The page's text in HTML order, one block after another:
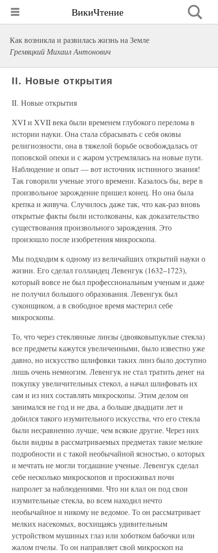
ВикиЧтение
Как возникла и развилась жизнь на Земле
Гремяцкий Михаил Антонович
II. Новые открытия
II. Новые открытия
XVI и XVII века были временем глубокого перелома в
истории науки. Она стала сбрасывать с себя оковы
религиозности, она в тяжелой борьбе освобождалась от
поповской опеки и с жаром устремлялась на новые пути.
Наблюдение и опыт — вот источник истинного знания!
Так говорили ученые этого времени. Казалось бы, вере в
произвольное зарождение пришел конец. Но она была
крепка и живуча. Случилось даже так, что как-раз вновь
открытые факты были истолкованы, как доказательство
существования произвольного зарождения. Это
произошло после изобретения микроскопа.
Мы подходим к одному из величайших открытий науки о
жизни. Его сделал голландец Левенгук (1632–1723),
который вовсе не был профессиональным ученым и даже
не получил большого образования. Левенгук был
суконщиком, а в свободное время мастерил себе
микроскопы.
То, что через стеклянные линзы (двояковыпуклые стекла)
все предметы кажутся увеличенными, было известно уже
давно, но искусство шлифовки таких линз было доступно
лишь очень немногим. Левенгук не стал тратить денег на
покупку увеличительных стекол, а начал шлифовать их
сам и из них составлять микроскопы. Этим делом он
занимался не год и не два, а больше двадцати лет и
добился такого изумительного искусства, что его стекла
были несравненно лучше, чем всякие другие. Через них
были видны в рассматриваемых предметах такие мелкие
подробности и с такой необычайной ясностью, о которых
и мечтать не могли тогдашние ученые. Левенгук сделал
себе несколько микроскопов и просиживал ночи
напролет за наблюдениями. Что ни клал он под свои
изумительные стекла, во всем находил нечто
необычайное и никому не ведомое. То он рассматривает
мелких насекомых, восхищаясь удивительным
устройством мушиных глаз или хоботком бабочки или
жалом пчелы. То он направляет свой микроскоп на